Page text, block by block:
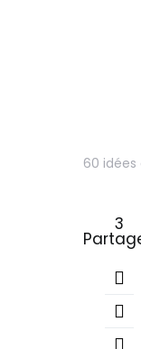
60 idées
3